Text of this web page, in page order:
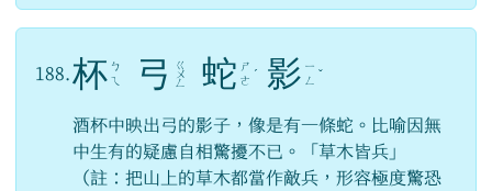
188. 杯 ㄅ
ㄟ
弓 ㄍ
ㄨ
ㄥ 蛇 ㄕ
ㄜ ˊ 影 ㄧ
ㄥ ˇ
酒杯中映出弓的影子，像是有一條蛇。比喻因無
中生有的疑慮自相驚擾不已。「草木皆兵」
（註：把山上的草木都當作敵兵，形容極度驚恐